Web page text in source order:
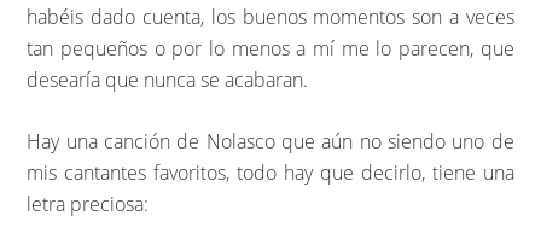
habéis dado cuenta, los buenos momentos son a veces
tan pequeños o por lo menos a mí me lo parecen, que
desearía que nunca se acabaran.
Hay una canción de Nolasco que aún no siendo uno de
mis cantantes favoritos, todo hay que decirlo, tiene una
letra preciosa: